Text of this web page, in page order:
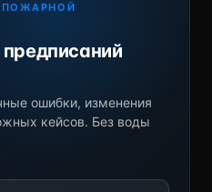
ошибки, изменения
кейсов. Без воды